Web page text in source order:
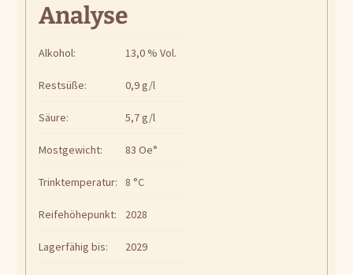
Analyse
Alkohol: 13,0 % Vol.
Restsüße: 0,9 g/l
Säure: 5,7 g/l
Mostgewicht: 83 Oe°
Trinktemperatur: 8 °C
Reifehöhepunkt: 2028
Lagerfähig bis: 2029